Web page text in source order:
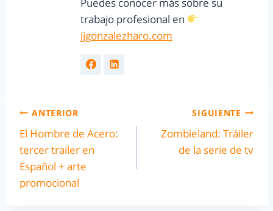
trabajo profesional en
jjgonzalezharo.com
ANTERIOR
El Hombre de Acero:
tercer trailer en
Español + arte
promocional
SIGUIENTE
Zombieland: Tráiler
de la serie de tv